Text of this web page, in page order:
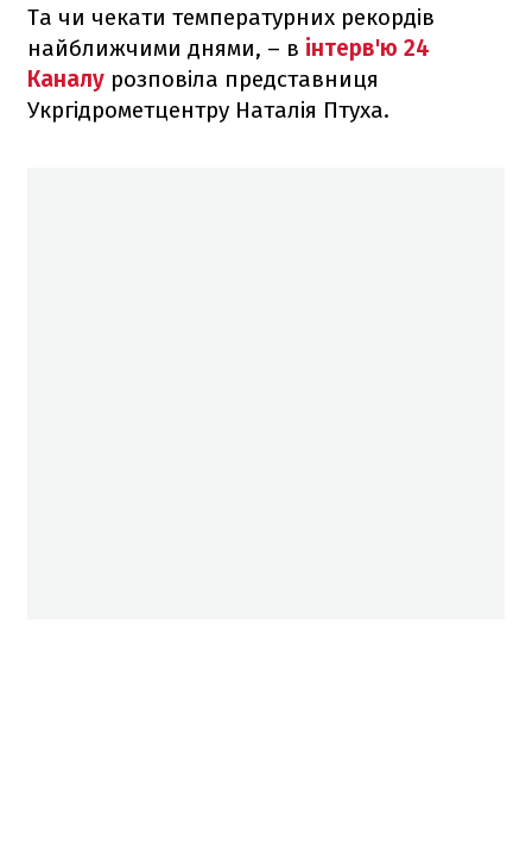
Та чи чекати температурних рекордів
найближчими днями, – в інтерв'ю 24
Каналу розповіла представниця
Укргідрометцентру Наталія Птуха.